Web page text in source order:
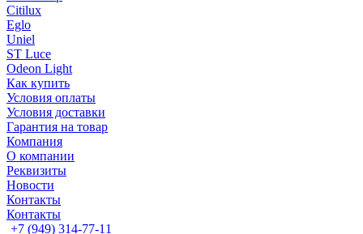
Citilux
Eglo
Uniel
ST Luce
Odeon Light
Как купить
Условия оплаты
Условия доставки
Гарантия на товар
Компания
О компании
Реквизиты
Новости
Контакты
Контакты
+7 (949) 314-77-11